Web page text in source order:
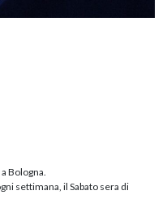
Bologna.
settimana, il Sabato sera di